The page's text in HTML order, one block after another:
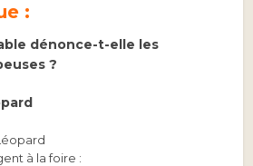
:
dénonce-t-elle les
?
à la foire :